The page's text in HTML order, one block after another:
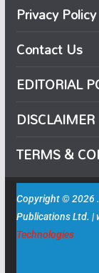
Privacy Policy
Contact Us
EDITORIAL
DISCLAIMER
TERMS &
Copyright © 2026
Publications Ltd. |
Technologies